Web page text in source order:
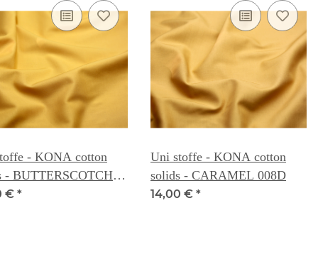
- KONA cotton
- BUTTERSCOTCH
€ *
Uni stoffe - KONA cotton
solids - CARAMEL 008D
14,00 € *